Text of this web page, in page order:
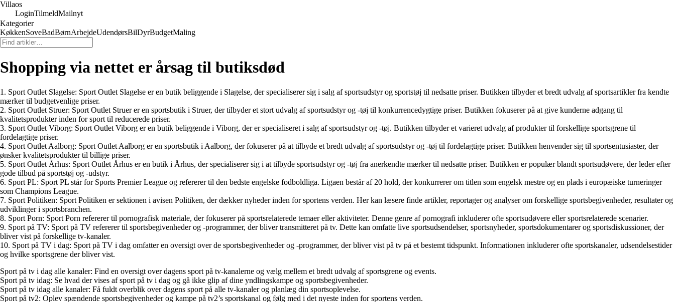
Villaos
LoginTilmeldMailnyt
Kategorier
KøkkenSoveBadBørnArbejdeUdendørsBilDyrBudgetMaling
Shopping via nettet er årsag til butiksdød
1. Sport Outlet Slagelse: Sport Outlet Slagelse er en butik beliggende i Slagelse, der specialiserer sig i salg af sportsudstyr og sportstøj til nedsatte priser. Butikken tilbyder et bredt udvalg af sportsartikler fra kendte
mærker til budgetvenlige priser.
2. Sport Outlet Struer: Sport Outlet Struer er en sportsbutik i Struer, der tilbyder et stort udvalg af sportsudstyr og -tøj til konkurrencedygtige priser. Butikken fokuserer på at give kunderne adgang til
kvalitetsprodukter inden for sport til reducerede priser.
3. Sport Outlet Viborg: Sport Outlet Viborg er en butik beliggende i Viborg, der er specialiseret i salg af sportsudstyr og -tøj. Butikken tilbyder et varieret udvalg af produkter til forskellige sportsgrene til
fordelagtige priser.
4. Sport Outlet Aalborg: Sport Outlet Aalborg er en sportsbutik i Aalborg, der fokuserer på at tilbyde et bredt udvalg af sportsudstyr og -tøj til fordelagtige priser. Butikken henvender sig til sportsentusiaster, der
ønsker kvalitetsprodukter til billige priser.
5. Sport Outlet Århus: Sport Outlet Århus er en butik i Århus, der specialiserer sig i at tilbyde sportsudstyr og -tøj fra anerkendte mærker til nedsatte priser. Butikken er populær blandt sportsudøvere, der leder efter
gode tilbud på sportstøj og -udstyr.
6. Sport PL: Sport PL står for Sports Premier League og refererer til den bedste engelske fodboldliga. Ligaen består af 20 hold, der konkurrerer om titlen som engelsk mestre og en plads i europæiske turneringer
som Champions League.
7. Sport Politiken: Sport Politiken er sektionen i avisen Politiken, der dækker nyheder inden for sportens verden. Her kan læsere finde artikler, reportager og analyser om forskellige sportsbegivenheder, resultater og
udviklinger i sportsbranchen.
8. Sport Porn: Sport Porn refererer til pornografisk materiale, der fokuserer på sportsrelaterede temaer eller aktiviteter. Denne genre af pornografi inkluderer ofte sportsudøvere eller sportsrelaterede scenarier.
9. Sport på TV: Sport på TV refererer til sportsbegivenheder og -programmer, der bliver transmitteret på tv. Dette kan omfatte live sportsudsendelser, sportsnyheder, sportsdokumentarer og sportsdiskussioner, der
bliver vist på forskellige tv-kanaler.
10. Sport på TV i dag: Sport på TV i dag omfatter en oversigt over de sportsbegivenheder og -programmer, der bliver vist på tv på et bestemt tidspunkt. Informationen inkluderer ofte sportskanaler, udsendelsestider
og hvilke sportsgrene der bliver vist.
Sport på tv i dag alle kanaler: Find en oversigt over dagens sport på tv-kanalerne og vælg mellem et bredt udvalg af sportsgrene og events.
Sport på tv idag: Se hvad der vises af sport på tv i dag og gå ikke glip af dine yndlingskampe og sportsbegivenheder.
Sport på tv idag alle kanaler: Få fuldt overblik over dagens sport på alle tv-kanaler og planlæg din sportsoplevelse.
Sport på tv2: Oplev spændende sportsbegivenheder og kampe på tv2’s sportskanal og følg med i det nyeste inden for sportens verden.